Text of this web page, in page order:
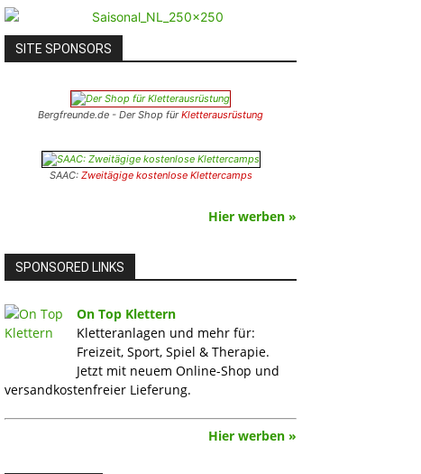
SITE SPONSORS
Bergfreunde.de - Der Shop fürKletterausrüstung
SAAC: Zweitägige kostenlose Klettercamps
Hier werben »
SPONSORED LINKS
On Top Klettern
Kletteranlagen und mehr für:
Freizeit, Sport, Spiel & Therapie.
Jetzt mit neuem Online-Shop und
versandkostenfreier Lieferung.
Hier werben »